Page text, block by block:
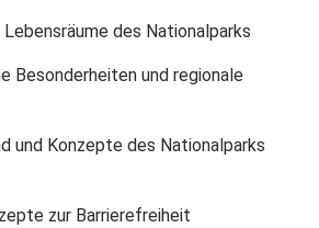
des Nationalparks
Besonderheiten und regionale
und Konzepte des Nationalparks
zur Barrierefreiheit